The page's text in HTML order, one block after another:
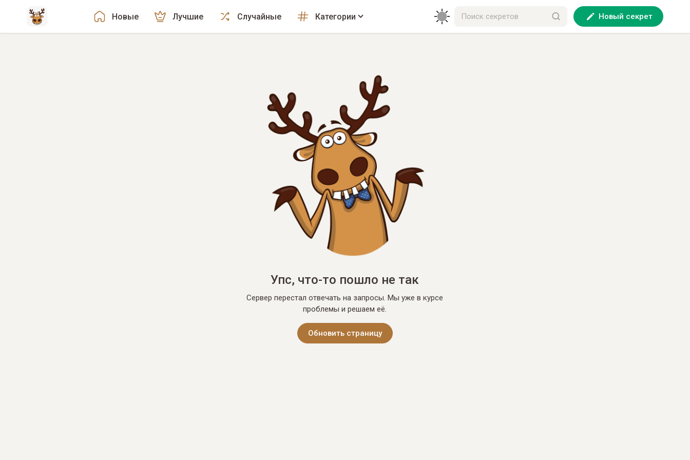
Новые Лучшие Случайные Категории Новый секрет
Упс, что-то пошло не так
Сервер перестал отвечать на запросы. Мы уже в курсе
проблемы и решаем её.
Обновить страницу